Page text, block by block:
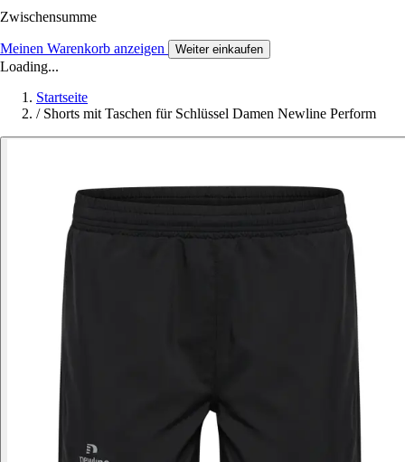
Zwischensumme
Meinen Warenkorb anzeigen Weiter einkaufen
Loading...
Startseite
/ Shorts mit Taschen für Schlüssel Damen Newline Perform